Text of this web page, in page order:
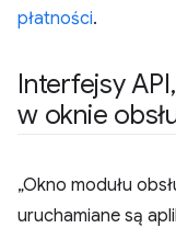
płatności.
Interfejsy API,
w oknie
„Okno modułu
uruchamiane są